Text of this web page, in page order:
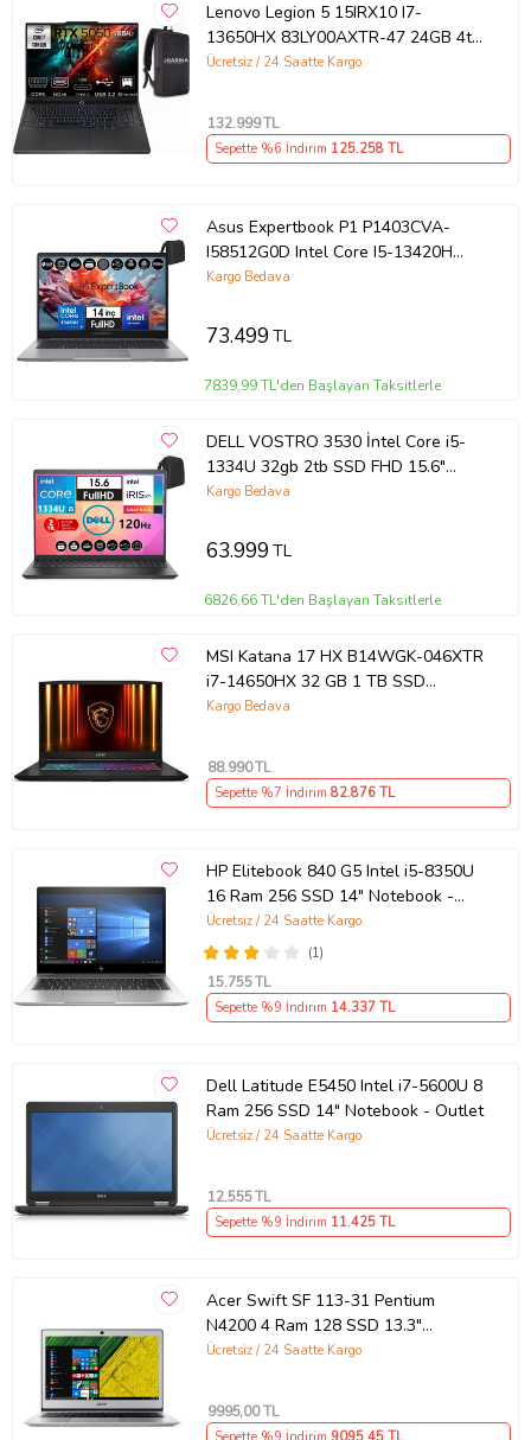
Lenovo Legion 5 15IRX10 I7-
13650HX 83LY00AXTR-47 24GB 4tb
RTX5060 8gb W11PRO 15.3"
Ücretsiz / 24 Saatte Kargo
132.999TL
Sepette %6 İndirim 125.258TL
Asus Expertbook P1 P1403CVA-
I58512G0D Intel Core I5-13420H
40GB Ddr5 256GB SSD
UHD Taşınabilir Bilgisayar
Kargo Bedava
73.499TL
7839,99 TL'den Başlayan Taksitlerle
DELL VOSTRO 3530 İntel Core i5-
1334U 32gb 2tb SSD FHD 15.6"
120HZ W11Home
Kargo Bedava
63.999TL
6826,66 TL'den Başlayan Taksitlerle
MSI Katana 17 HX B14WGK-046XTR
i7-14650HX 32 GB 1 TB SSD
RTX5070 17.3" QHD Gaming Laptop
Kargo Bedava
88.990TL
Sepette %7 İndirim 82.876TL
HP Elitebook 840 G5 Intel i5-8350U
16 Ram 256 SSD 14" Notebook -
Outlet
(1)
Ücretsiz / 24 Saatte Kargo
15.755TL
Sepette %9 İndirim 14.337TL
Dell Latitude E5450 Intel i7-5600U 8
Ram 256 SSD 14" Notebook - Outlet
Ücretsiz / 24 Saatte Kargo
12.555TL
Sepette %9 İndirim 11.425TL
Acer Swift SF 113-31 Pentium
N4200 4 Ram 128 SSD 13.3"
Notebook - Outlet
Ücretsiz / 24 Saatte Kargo
9995,00 TL